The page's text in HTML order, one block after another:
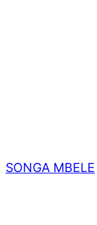
SONGA MBELE